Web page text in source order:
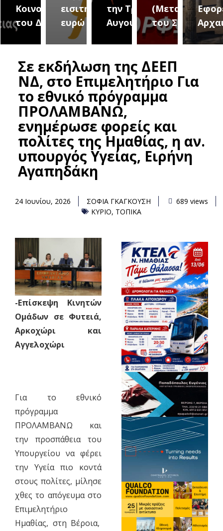
Κοινοτήτων
του Δήμου
εισιτήριο 2
ευρώ
την Τρίτη 18
Αυγούστουτου Σωτήρος)
Σε εκδήλωση της ΔΕΕΠ
ΝΔ, στο Επιμελητήριο Για
το εθνικό πρόγραμμα
ΠΡΟΛΑΜΒΑΝΩ,
ενημέρωσε φορείς και
πολίτες της Ημαθίας, η αν.
υπουργός Υγείας, Ειρήνη
Αγαπηδάκη
24 Ιουνίου, 2026 ΣΟΦΙΑ ΓΚΑΓΚΟΥΣΗ
689 views
ΚΥΡΙΟ, ΤΟΠΙΚΑ
-Επίσκεψη Κινητών
Ομάδων σε Φυτειά,
Αρκοχώρι και
Αγγελοχώρι
Για το εθνικό
πρόγραμμα
ΠΡΟΛΑΜΒΑΝΩ και
την προσπάθεια του
Υπουργείου να φέρει
την Υγεία πιο κοντά
στους πολίτες, μίλησε
χθες το απόγευμα στο
Επιμελητήριο
Ημαθίας, στη Βέροια,